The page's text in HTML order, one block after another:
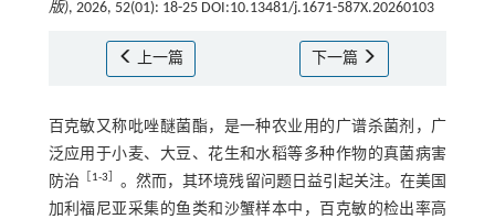
版), 2026, 52(01): 18-25 DOI:10.13481/j.1671-587X.20260103
上一篇 下一篇
百克敏又称吡唑醚菌酯，是一种农业用的广谱杀菌剂，广
泛应用于小麦、大豆、花生和水稻等多种作物的真菌病害
防治
1-3
。然而，其环境残留问题日益引起关注。在美国
加利福尼亚采集的鱼类和沙蟹样本中，百克敏的检出率高